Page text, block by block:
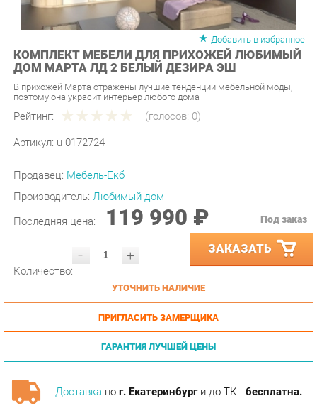
Добавить в избранное
КОМПЛЕКТ МЕБЕЛИ ДЛЯ ПРИХОЖЕЙ ЛЮБИМЫЙ
ДОМ МАРТА ЛД 2 БЕЛЫЙ ДЕЗИРА ЭШ
В прихожей Марта отражены лучшие тенденции мебельной моды,
Рейтинг: (голосов:0)
Артикул: u-0172724
Производитель:Любимый дом
Последняя цена: 119 990 ₽
- ЗАКАЗАТЬ
УТОЧНИТЬ НАЛИЧИЕ
ПРИГЛАСИТЬ ЗАМЕРЩИКА
ГАРАНТИЯ ЛУЧШЕЙ ЦЕНЫ
Доставкапог. Екатеринбурги до ТК -бесплатна.